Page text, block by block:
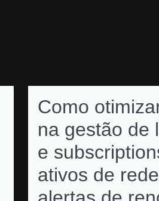
Como
na gestão de
e
ativos de